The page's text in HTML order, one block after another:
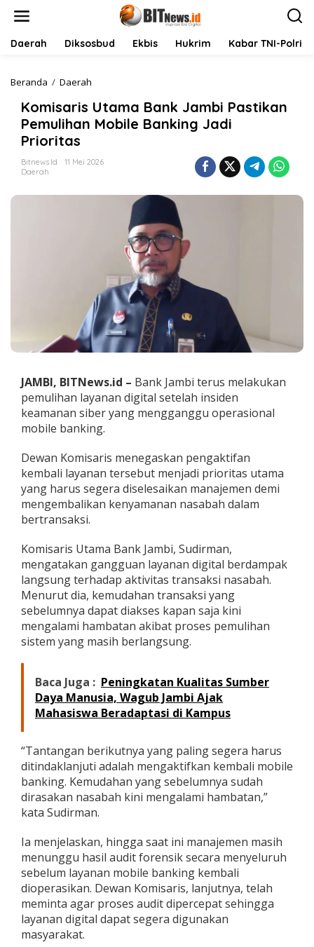
Daerah Diksosbud Ekbis Hukrim Kabar TNI-Polri
Beranda / Daerah
m
s
r
U
k
J
a
m
b
a
s
t
k
n
P
e
m
u
h
a
n
M
o
b
i
l
e
n
k
i
J
a
i
P
r
o
i
t
a
s
Komisaris Utama Bank Jambi Pastikan
Pemulihan Mobile Banking Jadi
Prioritas
Bitnews.id
11 Mei 2026
Daerah
JAMBI, BITNews.id – Bank Jambi terus melakukan
pemulihan layanan digital setelah insiden
keamanan siber yang mengganggu operasional
mobile banking.
Dewan Komisaris menegaskan pengaktifan
kembali layanan tersebut menjadi prioritas utama
yang harus segera diselesaikan manajemen demi
mengembalikan kenyamanan nasabah dalam
bertransaksi.
Komisaris Utama Bank Jambi, Sudirman,
mengatakan gangguan layanan digital berdampak
langsung terhadap aktivitas transaksi nasabah.
Menurut dia, kemudahan transaksi yang
sebelumnya dapat diakses kapan saja kini
mengalami hambatan akibat proses pemulihan
sistem yang masih berlangsung.
Baca Juga : Peningkatan Kualitas Sumber
Daya Manusia, Wagub Jambi Ajak
Mahasiswa Beradaptasi di Kampus
“Tantangan berikutnya yang paling segera harus
ditindaklanjuti adalah mengaktifkan kembali mobile
banking. Kemudahan yang sebelumnya sudah
dirasakan nasabah kini mengalami hambatan,”
kata Sudirman.
Ia menjelaskan, hingga saat ini manajemen masih
menunggu hasil audit forensik secara menyeluruh
sebelum layanan mobile banking kembali
dioperasikan. Dewan Komisaris, lanjutnya, telah
meminta agar proses audit dipercepat sehingga
layanan digital dapat segera digunakan
masyarakat.